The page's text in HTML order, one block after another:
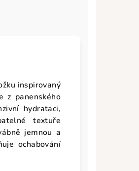
inspirovaný
z panenského
hydrataci,
textuře
jemnou a
ochabování